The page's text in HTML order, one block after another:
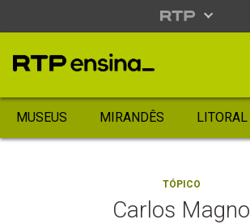
MUSEUS MIRANDÊS LITORAL
TÓPICO
Carlos Magno